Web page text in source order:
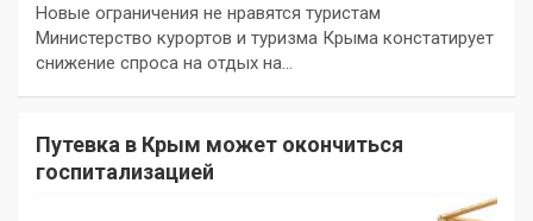
Новые ограничения не нравятся туристам
Министерство курортов и туризма Крыма констатирует
снижение спроса на отдых на…
Путевка в Крым может окончиться
госпитализацией